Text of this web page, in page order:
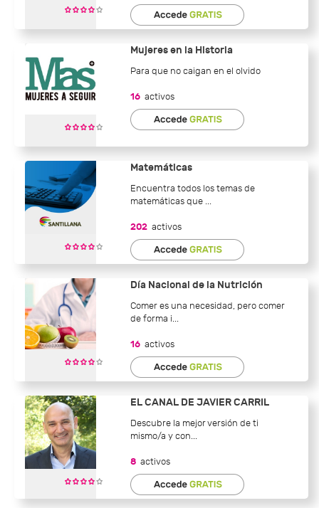
Mujeres en la Historia
Para que no caigan en el olvido
16 activos
Matemáticas
Encuentra todos los temas de
matemáticas que ...
202 activos
Día Nacional de la Nutrición
Comer es una necesidad, pero comer
de forma i...
16 activos
EL CANAL DE JAVIER CARRIL
Descubre la mejor versión de ti
mismo/a y con...
8 activos